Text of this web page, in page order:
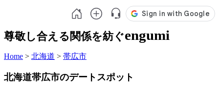
尊敬し合える関係を紡ぐengumi
Home > 北海道 > 帯広市
北海道帯広市のデートスポット